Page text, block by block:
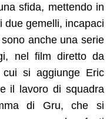
sfida, mettendo in
due gemelli, incapaci
anche una serie
nel film diretto da
si aggiunge Eric
il lavoro di squadra
di Gru, che si